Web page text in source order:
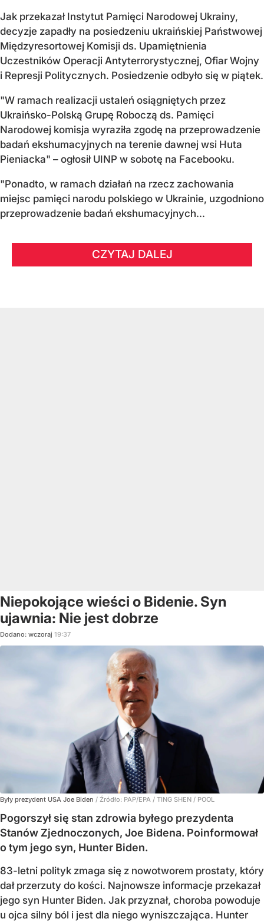
Jak przekazał Instytut Pamięci Narodowej Ukrainy,
decyzje zapadły na posiedzeniu ukraińskiej Państwowej
Międzyresortowej Komisji ds. Upamiętnienia
Uczestników Operacji Antyterrorystycznej, Ofiar Wojny
i Represji Politycznych. Posiedzenie odbyło się w piątek.
"W ramach realizacji ustaleń osiągniętych przez
Ukraińsko-Polską Grupę Roboczą ds. Pamięci
Narodowej komisja wyraziła zgodę na przeprowadzenie
badań ekshumacyjnych na terenie dawnej wsi Huta
Pieniacka" – ogłosił UINP w sobotę na Facebooku.
"Ponadto, w ramach działań na rzecz zachowania
miejsc pamięci narodu polskiego w Ukrainie, uzgodniono
przeprowadzenie badań ekshumacyjnych...
CZYTAJ DALEJ
Niepokojące wieści o Bidenie. Syn
ujawnia: Nie jest dobrze
Dodano: wczoraj 19:37
Były prezydent USA Joe Biden / Źródło: PAP/EPA / TING SHEN / POOL
Pogorszył się stan zdrowia byłego prezydenta
Stanów Zjednoczonych, Joe Bidena. Poinformował
o tym jego syn, Hunter Biden.
83-letni polityk zmaga się z nowotworem prostaty, który
dał przerzuty do kości. Najnowsze informacje przekazał
jego syn Hunter Biden. Jak przyznał, choroba powoduje
u ojca silny ból i jest dla niego wyniszczająca. Hunter